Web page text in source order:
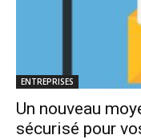
ENTREPRISES
Un nouveau
sécurisé pour